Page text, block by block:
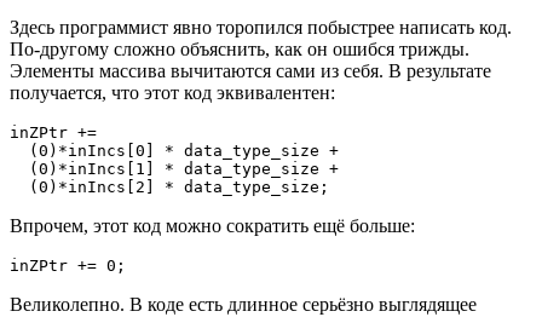
Здесь программист явно торопился побыстрее написать код.
По-другому сложно объяснить, как он ошибся трижды.
Элементы массива вычитаются сами из себя. В результате
получается, что этот код эквивалентен:
inZPtr +=
  (0)*inIncs[0] * data_type_size +
  (0)*inIncs[1] * data_type_size +
  (0)*inIncs[2] * data_type_size;
Впрочем, этот код можно сократить ещё больше:
inZPtr += 0;
Великолепно. В коде есть длинное серьёзно выглядящее